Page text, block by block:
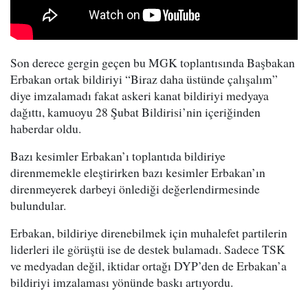
Son derece gergin geçen bu MGK toplantısında Başbakan
Erbakan ortak bildiriyi “Biraz daha üstünde çalışalım”
diye imzalamadı fakat askeri kanat bildiriyi medyaya
dağıttı, kamuoyu 28 Şubat Bildirisi’nin içeriğinden
haberdar oldu.
Bazı kesimler Erbakan’ı toplantıda bildiriye
direnmemekle eleştirirken bazı kesimler Erbakan’ın
direnmeyerek darbeyi önlediği değerlendirmesinde
bulundular.
Erbakan, bildiriye direnebilmek için muhalefet partilerin
liderleri ile görüştü ise de destek bulamadı. Sadece TSK
ve medyadan değil, iktidar ortağı DYP’den de Erbakan’a
bildiriyi imzalaması yönünde baskı artıyordu.